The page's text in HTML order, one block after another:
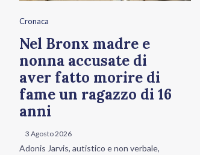
Cronaca
Nel Bronx madre e
nonna accusate di
aver fatto morire di
fame un ragazzo di 16
anni
3 Agosto 2026
Adonis Jarvis, autistico e non verbale,